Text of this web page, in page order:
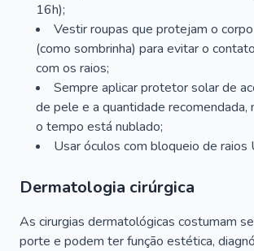
16h);
Vestir roupas que protejam o
(como sombrinha) para evitar o
com os raios;
Sempre aplicar protetor solar de
de pele e a quantidade recomendada,
o tempo está nublado;
Usar óculos com bloqueio de raios
Dermatologia cirúrgica
As cirurgias dermatológicas costumam
porte e podem ter função estética,